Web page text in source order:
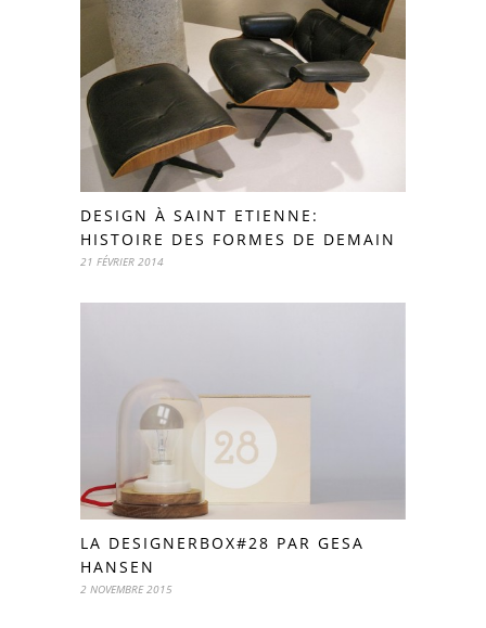
DESIGN À SAINT ETIENNE:
HISTOIRE DES FORMES DE DEMAIN
21 FÉVRIER 2014
LA DESIGNERBOX#28 PAR GESA
HANSEN
2 NOVEMBRE 2015